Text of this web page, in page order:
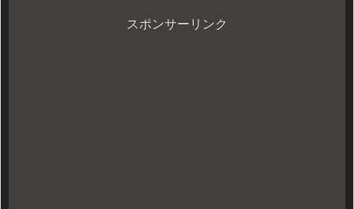
スポンサーリンク